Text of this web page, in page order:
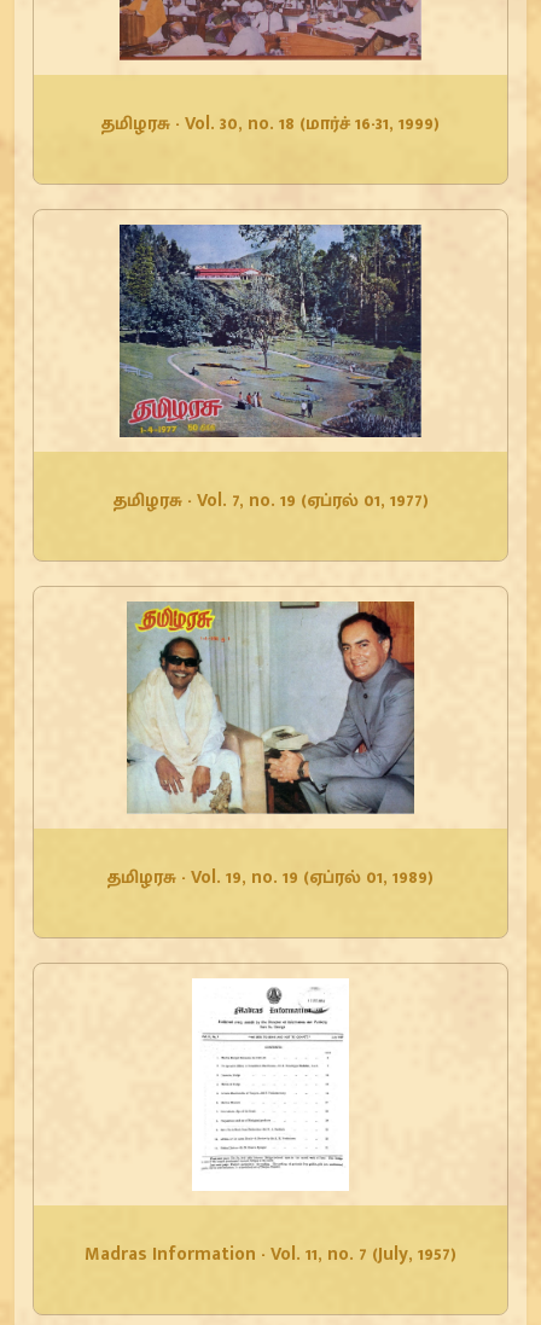
தமிழரசு - Vol. 30, no. 18 (மார்ச் 16-31, 1999)
தமிழரசு - Vol. 7, no. 19 (ஏப்ரல் 01, 1977)
தமிழரசு - Vol. 19, no. 19 (ஏப்ரல் 01, 1989)
Madras Information - Vol. 11, no. 7 (July, 1957)